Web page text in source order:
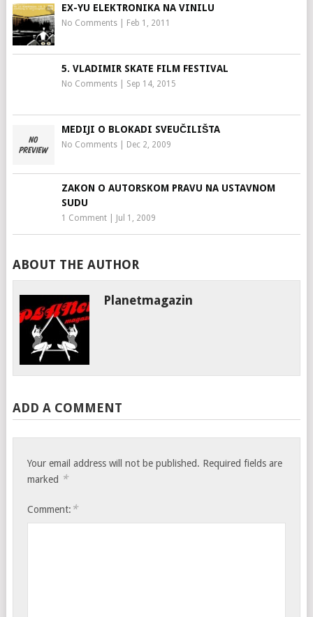
EX-YU ELEKTRONIKA NA VINILU
No Comments| Feb 1, 2011
5. VLADIMIR SKATE FILM FESTIVAL
No Comments| Sep 14, 2015
MEDIJI O BLOKADI SVEUČILIŠTA
No Comments| Dec 2, 2009
ZAKON O AUTORSKOM PRAVU NA USTAVNOM
SUDU
1 Comment| Jul 1, 2009
ABOUT THE AUTHOR
Planetmagazin
ADD A COMMENT
Your email address will not be published. Required fields are
marked *
Comment: *